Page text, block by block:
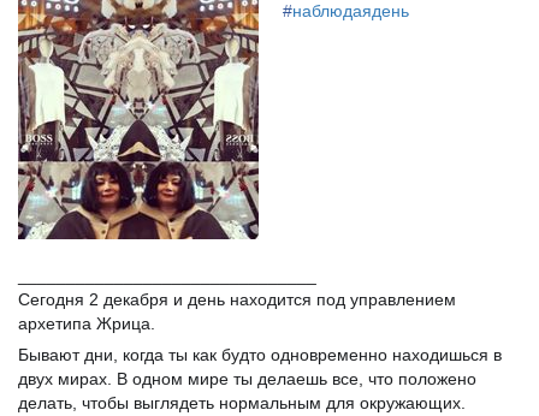
#наблюдаядень
Сегодня 2 декабря и день находится под управлением
архетипа Жрица.
Бывают дни, когда ты как будто одновременно находишься в
двух мирах. В одном мире ты делаешь все, что положено
делать, чтобы выглядеть нормальным для окружающих.